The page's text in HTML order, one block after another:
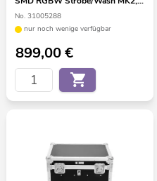
mit Rollen
No. 31005288
nur noch wenige verfügbar
899,00€